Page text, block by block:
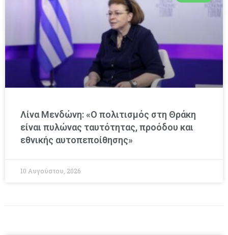
Λίνα Μενδώνη: «Ο πολιτισμός στη Θράκη
είναι πυλώνας ταυτότητας, προόδου και
εθνικής αυτοπεποίθησης»
10 Αυγούστου, 2026